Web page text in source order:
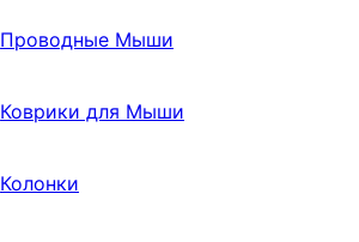
Проводные Мыши
Коврики для Мыши
Колонки